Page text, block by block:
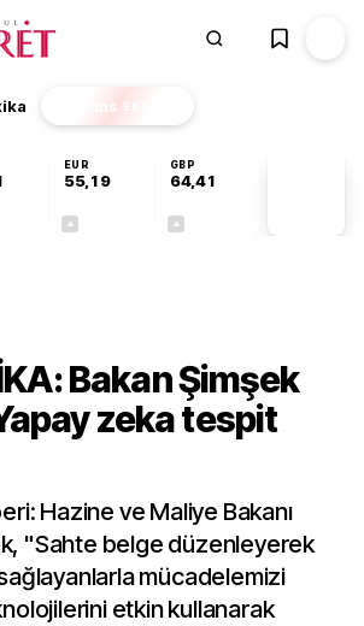
Finans EKSTRA
EUR
55,19
GBP
64,41
Bakan Şimşek
zeka tespit
Hazine ve Maliye Bakanı
"Sahte belge düzenleyerek
mücadelemizi
etkin kullanarak